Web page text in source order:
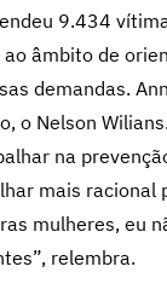
9.434
âmbito de
demandas.
o Nelson
na
mais racional
mulheres, eu
relembra.